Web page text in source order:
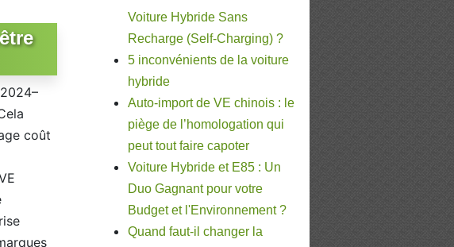
coût
Voiture Hybride Sans
Recharge (Self-Charging) ?
5 inconvénients de la voiture
hybride
Auto-import de VE chinois : le
piège de l’homologation qui
peut tout faire capoter
Voiture Hybride et E85 : Un
Duo Gagnant pour votre
Budget et l'Environnement ?
Quand faut-il changer la